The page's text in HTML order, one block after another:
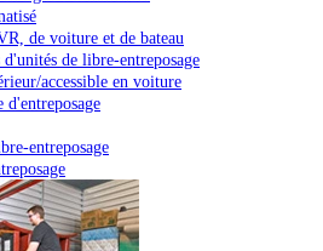
de voiture et de bateau
de libre-entreposage
accessible en voiture
d'entreposage
entreposage